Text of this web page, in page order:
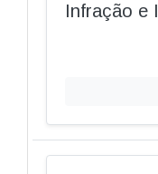
Infração e